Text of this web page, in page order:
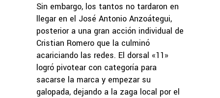
Sin embargo, los tantos no tardaron en
llegar en el José Antonio Anzoátegui,
posterior a una gran acción individual de
Cristian Romero que la culminó
acariciando las redes. El dorsal «11»
logró pivotear con categoría para
sacarse la marca y empezar su
galopada, dejando a la zaga local por el